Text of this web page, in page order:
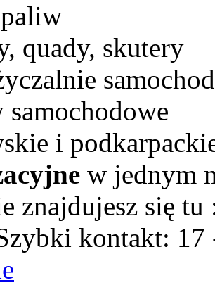
quady, skutery
samochodowe
i
w jednym
znajdujesz się
kontakt: 17